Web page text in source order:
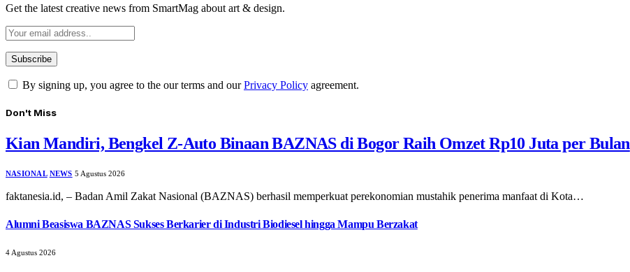
Get the latest creative news from SmartMag about art & design.
By signing up, you agree to the our terms and ourPrivacy Policy agreement.
Don't Miss
Kian Mandiri, Bengkel Z-Auto Binaan BAZNAS di Bogor Raih Omzet Rp10 Juta per Bulan
NASIONAL NEWS 5 Agustus 2026
faktanesia.id, – ​Badan Amil Zakat Nasional (BAZNAS) berhasil memperkuat perekonomian mustahik penerima manfaat di Kota…
Alumni Beasiswa BAZNAS Sukses Berkarier di Industri Biodiesel hingga Mampu Berzakat
4 Agustus 2026